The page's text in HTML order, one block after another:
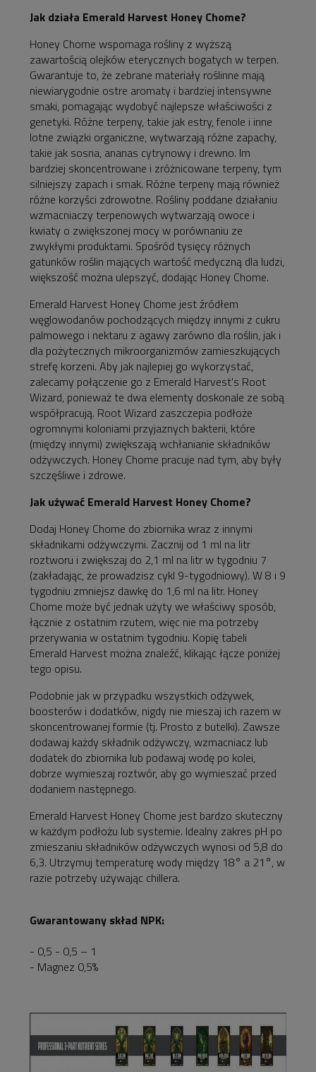
Jak działa Emerald Harvest Honey Chome?
Honey Chome wspomaga rośliny z wyższą
zawartością olejków eterycznych bogatych w terpen.
Gwarantuje to, że zebrane materiały roślinne mają
niewiarygodnie ostre aromaty i bardziej intensywne
smaki, pomagając wydobyć najlepsze właściwości z
genetyki. Różne terpeny, takie jak estry, fenole i inne
lotne związki organiczne, wytwarzają różne zapachy,
takie jak sosna, ananas cytrynowy i drewno. Im
bardziej skoncentrowane i zróżnicowane terpeny, tym
silniejszy zapach i smak. Różne terpeny mają również
różne korzyści zdrowotne. Rośliny poddane działaniu
wzmacniaczy terpenowych wytwarzają owoce i
kwiaty o zwiększonej mocy w porównaniu ze
zwykłymi produktami. Spośród tysięcy różnych
gatunków roślin mających wartość medyczną dla ludzi,
większość można ulepszyć, dodając Honey Chome.
Emerald Harvest Honey Chome jest źródłem
węglowodanów pochodzących między innymi z cukru
palmowego i nektaru z agawy zarówno dla roślin, jak i
dla pożytecznych mikroorganizmów zamieszkujących
strefę korzeni. Aby jak najlepiej go wykorzystać,
zalecamy połączenie go z Emerald Harvest's Root
Wizard, ponieważ te dwa elementy doskonale ze sobą
współpracują. Root Wizard zaszczepia podłoże
ogromnymi koloniami przyjaznych bakterii, które
(między innymi) zwiększają wchłanianie składników
odżywczych. Honey Chome pracuje nad tym, aby były
szczęśliwe i zdrowe.
Jak używać Emerald Harvest Honey Chome?
Dodaj Honey Chome do zbiornika wraz z innymi
składnikami odżywczymi. Zacznij od 1 ml na litr
roztworu i zwiększaj do 2,1 ml na litr w tygodniu 7
(zakładając, że prowadzisz cykl 9-tygodniowy). W 8 i 9
tygodniu zmniejsz dawkę do 1,6 ml na litr. Honey
Chome może być jednak użyty we właściwy sposób,
łącznie z ostatnim rzutem, więc nie ma potrzeby
przerywania w ostatnim tygodniu. Kopię tabeli
Emerald Harvest można znaleźć, klikając łącze poniżej
tego opisu.
Podobnie jak w przypadku wszystkich odżywek,
boosterów i dodatków, nigdy nie mieszaj ich razem w
skoncentrowanej formie (tj. Prosto z butelki). Zawsze
dodawaj każdy składnik odżywczy, wzmacniacz lub
dodatek do zbiornika lub podawaj wodę po kolei,
dobrze wymieszaj roztwór, aby go wymieszać przed
dodaniem następnego.
Emerald Harvest Honey Chome jest bardzo skuteczny
w każdym podłożu lub systemie. Idealny zakres pH po
zmieszaniu składników odżywczych wynosi od 5,8 do
6,3. Utrzymuj temperaturę wody między 18° a 21°, w
razie potrzeby używając chillera.
Gwarantowany skład NPK:
- 0,5 - 0,5 – 1
- Magnez 0,5%